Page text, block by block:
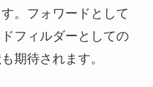
。フォワードとして
フィルダーとしての
期待されます。